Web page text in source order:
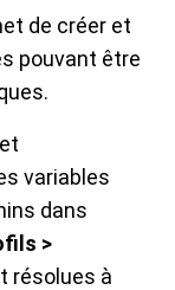
de créer et
pouvant être
et
variables
dans
>
résolues à